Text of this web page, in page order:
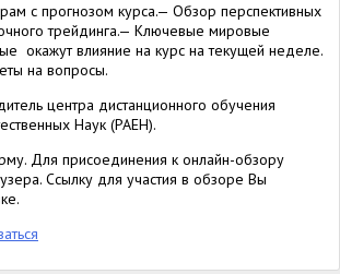
с прогнозом курса.— Обзор перспективных
трейдинга.— Ключевые мировые
окажут влияние на курс на текущей неделе.
на вопросы.
центра дистанционного обучения
Наук (РАЕН).
Для присоединения к онлайн-обзору
Ссылку для участия в обзоре Вы